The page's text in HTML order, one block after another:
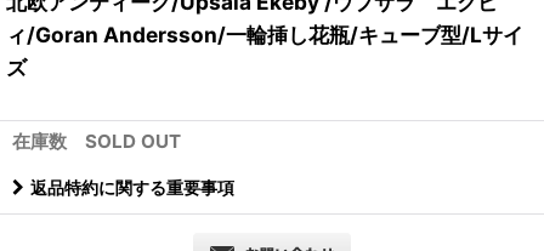
ィ/Goran Andersson/一輪挿し花瓶/キューブ型/Lサイ
ズ
在庫数 SOLD OUT
返品特約に関する重要事項